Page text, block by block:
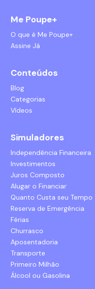
Me Poupe+
O que é Me Poupe+
Assine Já
Conteúdos
Blog
Categorias
Vídeos
Simuladores
Independência Financeira
Investimentos
Juros Composto
Alugar o Financiar
Quanto Custa seu Tempo
Reserva de Emergência
Férias
Churrasco
Aposentadoria
Transporte
Primeiro Milhão
Álcool ou Gasolina